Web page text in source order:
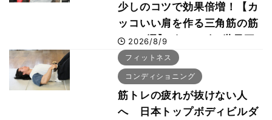
少しのコツで効果倍増！【カ
ッコいい肩を作る三角筋の筋
トレ6選】ボディビル世界王
者が解説！
2026/8/9
フィットネス
コンディショニング
筋トレの疲れが抜けない人
へ 日本トップボディビルダ